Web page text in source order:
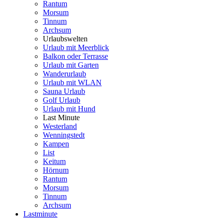
Rantum
Morsum
Tinnum
Archsum
Urlaubswelten
Urlaub mit Meerblick
Balkon oder Terrasse
Urlaub mit Garten
Wanderurlaub
Urlaub mit WLAN
Sauna Urlaub
Golf Urlaub
Urlaub mit Hund
Last Minute
Westerland
Wenningstedt
Kampen
List
Keitum
Hörnum
Rantum
Morsum
Tinnum
Archsum
Lastminute